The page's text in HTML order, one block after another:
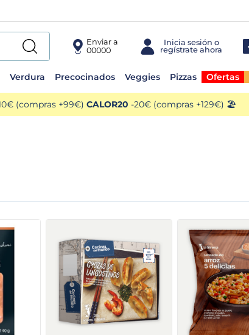
Enviar a
00000
Verdura Precocinados Veggies Pizzas Ofertas
(compras +99€) CALOR20 -20€ (compras +129€) 🏖️